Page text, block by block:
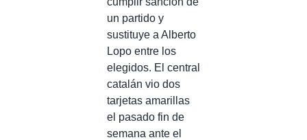
un partido y
sustituye a Alberto
Lopo entre los
elegidos. El central
catalán vio dos
tarjetas amarillas
el pasado fin de
semana ante el